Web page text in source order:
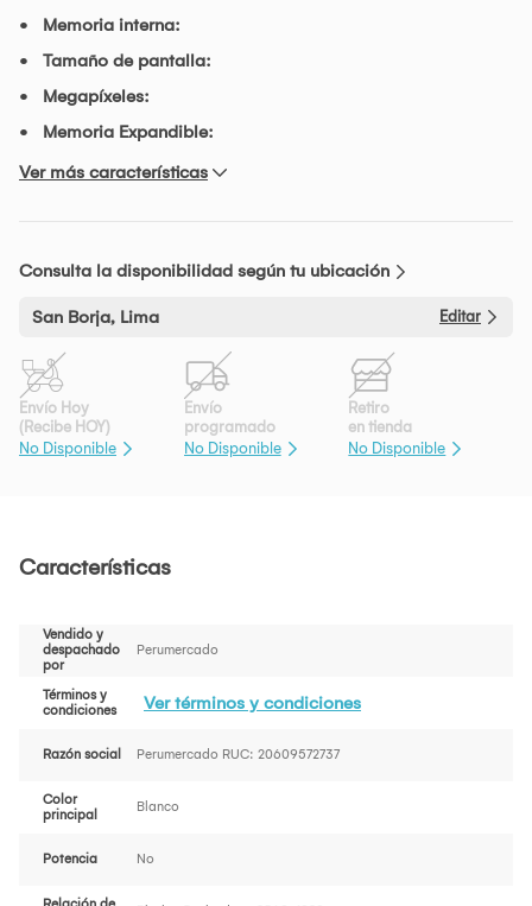
Memoria interna:
Tamaño de pantalla:
Megapíxeles:
Memoria Expandible:
Ver más características
Consulta la disponibilidad según tu ubicación
San Borja, Lima Editar
Envío Hoy
(Recibe HOY)
No Disponible
Envío
programado
No Disponible
Retiro
en tienda
No Disponible
Características
Vendido y
despachado
por
Perumercado
Términos y
condiciones
Ver términos y condiciones
Razón social Perumercado RUC: 20609572737
Color
principal
Blanco
Potencia No